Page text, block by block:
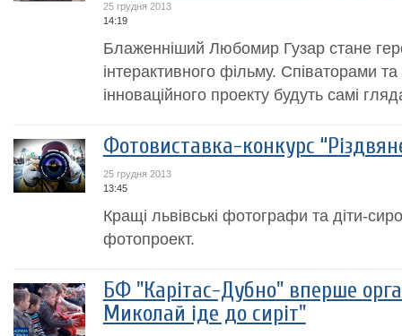
25 грудня 2013
14:19
Блаженніший Любомир Гузар стане
інтерактивного фільму. Співаторами
інноваційного проекту будуть самі
Фотовиставка-конкурс
25 грудня 2013
13:45
Кращі львівські фотографи та діти-
фотопроект.
БФ "Карітас-Дубно" вперше
Миколай іде до сиріт"